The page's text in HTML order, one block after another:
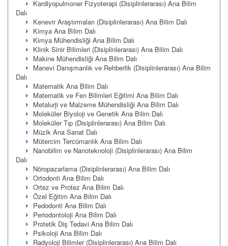
Kardiyopulmoner Fizyoterapi (Disiplinlerarası) Ana Bilim
Dalı
Kenevir Araştırmaları (Disiplinlerarası) Ana Bilim Dalı
Kimya Ana Bilim Dalı
Kimya Mühendisliği Ana Bilim Dalı
Klinik Sinir Bilimleri (Disiplinlerarası) Ana Bilim Dalı
Makine Mühendisliği Ana Bilim Dalı
Manevi Danışmanlık ve Rehberlik (Disiplinlerarası) Ana Bilim
Dalı
Matematik Ana Bilim Dalı
Matematik ve Fen Bilimleri Eğitimi Ana Bilim Dalı
Metalurji ve Malzeme Mühendisliği Ana Bilim Dalı
Moleküler Biyoloji ve Genetik Ana Bilim Dalı
Moleküler Tıp (Disiplinlerarası) Ana Bilim Dalı
Müzik Ana Sanat Dalı
Mütercim Tercümanlık Ana Bilim Dalı
Nanobilim ve Nanoteknoloji (Disiplinlerarası) Ana Bilim
Dalı
Nöropazarlama (Disiplinlerarası) Ana Bilim Dalı
Ortodonti Ana Bilim Dalı
Ortez ve Protez Ana Bilim Dalı
Özel Eğitim Ana Bilim Dalı
Pedodonti Ana Bilim Dalı
Periodontoloji Ana Bilim Dalı
Protetik Diş Tedavi Ana Bilim Dalı
Psikoloji Ana Bilim Dalı
Radyoloji Bilimler (Disiplinlerarası) Ana Bilim Dalı